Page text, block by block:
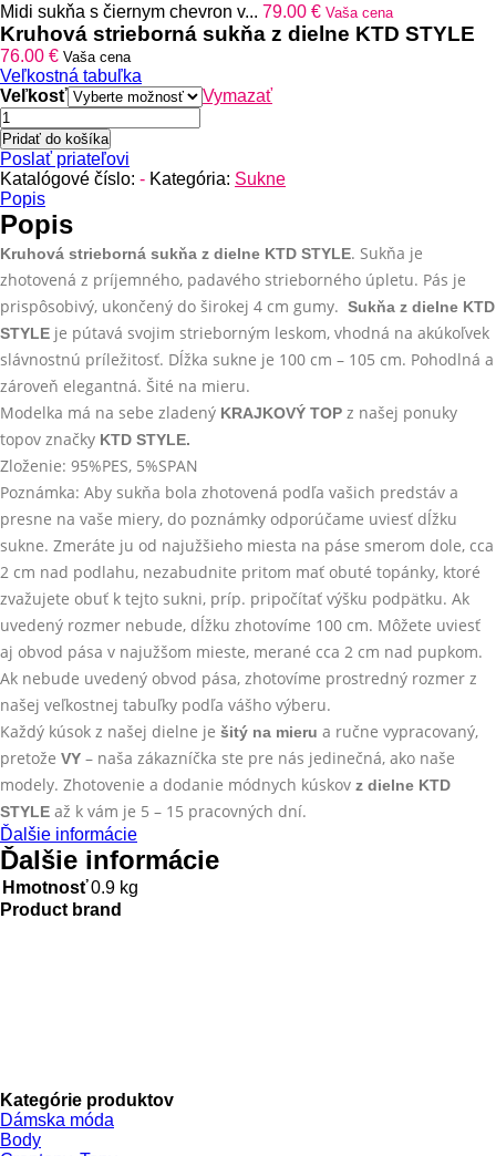
Midi sukňa s čiernym chevron v... 79.00 € Vaša cena
Kruhová strieborná sukňa z dielne KTD STYLE
76.00 € Vaša cena
Veľkostná tabuľka
Veľkosť
Vymazať
množstvo
Kruhová
strieborná
sukňa
z
dielne
KTD
STYLE
Pridať do košíka
Poslať priateľovi
Katalógové číslo: - Kategória: Sukne
Popis
Popis
Kruhová strieborná sukňa z dielne KTD STYLE. Sukňa je
zhotovená z príjemného, padavého strieborného úpletu. Pás je
prispôsobivý, ukončený do širokej 4 cm gumy. Sukňa z dielne KTD
STYLE je pútavá svojim strieborným leskom, vhodná na akúkoľvek
slávnostnú príležitosť. Dĺžka sukne je 100 cm – 105 cm. Pohodlná a
zároveň elegantná. Šité na mieru.
Modelka má na sebe zladený KRAJKOVÝ TOP z našej ponuky
topov značky KTD STYLE.
Zloženie: 95%PES, 5%SPAN
Poznámka: Aby sukňa bola zhotovená podľa vašich predstáv a
presne na vaše miery, do poznámky odporúčame uviesť dĺžku
sukne. Zmeráte ju od najužšieho miesta na páse smerom dole, cca
2 cm nad podlahu, nezabudnite pritom mať obuté topánky, ktoré
zvažujete obuť k tejto sukni, príp. pripočítať výšku podpätku. Ak
uvedený rozmer nebude, dĺžku zhotovíme 100 cm. Môžete uviesť
aj obvod pása v najužšom mieste, merané cca 2 cm nad pupkom.
Ak nebude uvedený obvod pása, zhotovíme prostredný rozmer z
našej veľkostnej tabuľky podľa vášho výberu.
Každý kúsok z našej dielne je šitý na mieru a ručne vypracovaný,
pretože VY – naša zákazníčka ste pre nás jedinečná, ako naše
modely. Zhotovenie a dodanie módnych kúskov z dielne KTD
STYLE až k vám je 5 – 15 pracovných dní.
Ďalšie informácie
Ďalšie informácie
Hmotnosť0.9 kg
Product brand
Kategórie produktov
Dámska móda
Body